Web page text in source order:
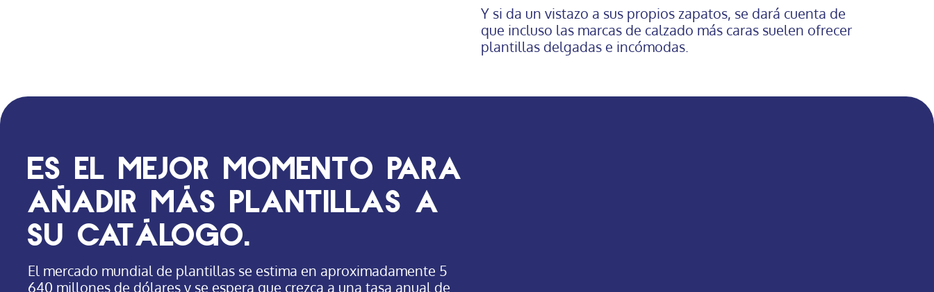
Y si da un vistazo a sus propios zapatos, se dará cuenta de
que incluso las marcas de calzado más caras suelen ofrecer
plantillas delgadas e incómodas.
Es el mejor momento para
añadir más plantillas a
su catálogo.
El mercado mundial de plantillas se estima en aproximadamente 5
640 millones de dólares y se espera que crezca a una tasa anual de